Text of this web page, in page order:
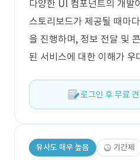
다양한 UI 컴포넌트의 개발
스토리보드가 제공될 때마
을 진행하며, 정보 전달 및
된 서비스에 대한 이해가 우
로그인 후 무료
유사도 매우 높음 기간제